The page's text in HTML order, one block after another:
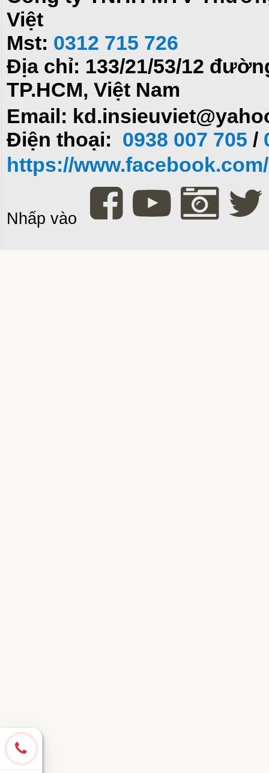
Việt
Mst: 0312 715 726
Địa chỉ: 133/21/53/12
TP.HCM, Việt Nam
Email:
Điện thoại: 0938 007 705 /
https://
Nhấp vào